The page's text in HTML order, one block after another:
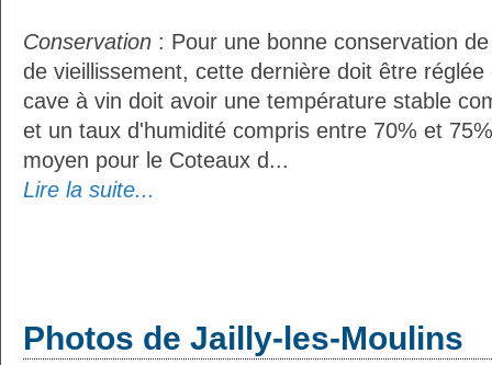
Conservation : Pour une bonne conservation
de vieillissement, cette dernière doit être réglée
cave à vin doit avoir une température stable
et un taux d'humidité compris entre 70% et
moyen pour le Coteaux d...
Lire la suite...
Photos de Jailly-les-Moulins